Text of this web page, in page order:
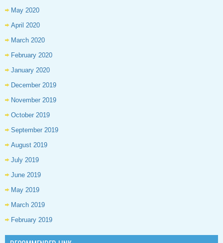
May 2020
April 2020
March 2020
February 2020
January 2020
December 2019
November 2019
October 2019
September 2019
August 2019
July 2019
June 2019
May 2019
March 2019
February 2019